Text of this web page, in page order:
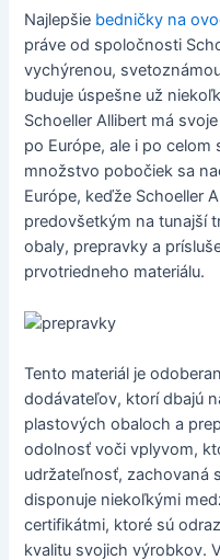
Najlepšie bedničky na
práve od spoločnosti
vychýrenou,
buduje úspešne už
Schoeller Allibert má
po Európe, ale i po celom
množstvo pobočiek sa
Európe, keďže Schoeller
predovšetkým na tunajší
obaly, prepravky a
prvotriedneho materiálu.
Tento materiál je
dodávateľov, ktorí dbajú
plastových obaloch a
odolnosť voči vplyvom,
udržateľnosť, zachovaná
disponuje niekoľkými
certifikátmi, ktoré sú
kvalitu svojich výrobkov.